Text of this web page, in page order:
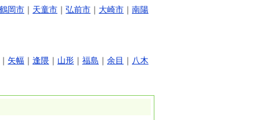
鶴岡市 ｜ 天童市 ｜ 弘前市 ｜ 大崎市 ｜ 南陽
｜ 矢幅 ｜ 逢隈 ｜ 山形 ｜ 福島 ｜ 余目 ｜ 八木